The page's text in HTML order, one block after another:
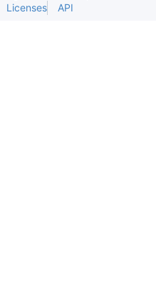
Licenses API